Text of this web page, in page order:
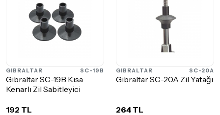
GIBRALTAR SC-19B
Gibraltar SC-19B Kısa
Kenarlı Zil Sabitleyici
192 TL
GIBRALTAR SC-20A
Gibraltar SC-20A Zil Yatağı
264 TL